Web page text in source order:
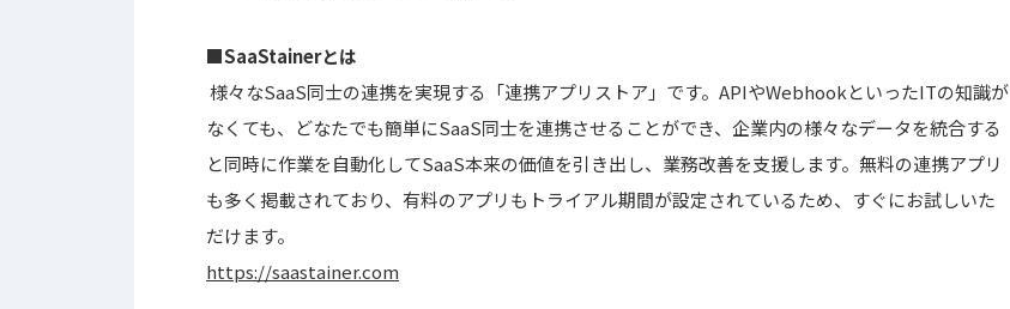
■SaaStainerとは
様々なSaaS同士の連携を実現する「連携アプリストア」です。APIやWebhookといったITの知識が
なくても、どなたでも簡単にSaaS同士を連携させることができ、企業内の様々なデータを統合する
と同時に作業を自動化してSaaS本来の価値を引き出し、業務改善を支援します。無料の連携アプリ
も多く掲載されており、有料のアプリもトライアル期間が設定されているため、すぐにお試しいた
だけます。
https://saastainer.com